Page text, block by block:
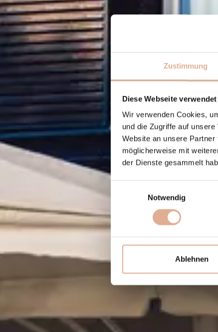
Zustimmung
Diese Webseite
Wir verwenden Cookies,
und die Zugriffe auf
Website an unsere
möglicherweise mit
der Dienste gesammelt
Notwendig
Ablehnen